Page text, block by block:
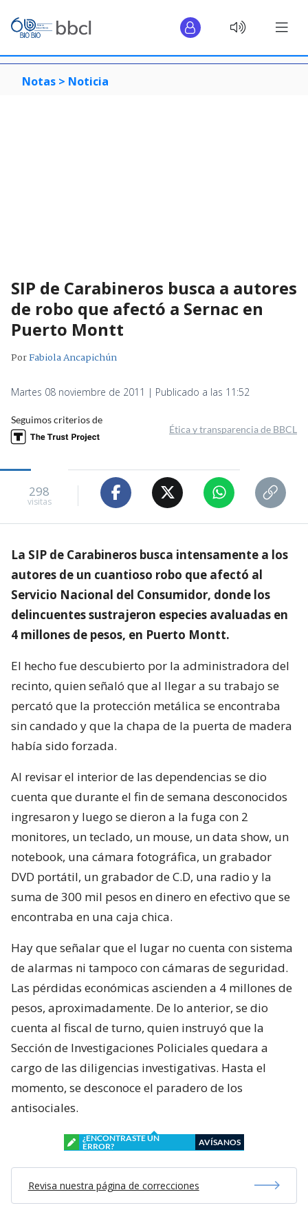
Notas > Noticia
SIP de Carabineros busca a autores
de robo que afectó a Sernac en
Puerto Montt
PorFabiola Ancapichún
Martes 08 noviembre de 2011 | Publicado a las 11:52
Seguimos criterios de
Ética y transparencia de BBCL
298
visitas
La SIP de Carabineros busca intensamente a los
autores de un cuantioso robo que afectó al
Servicio Nacional del Consumidor, donde los
delincuentes sustrajeron especies avaluadas en
4 millones de pesos, en Puerto Montt.
El hecho fue descubierto por la administradora del
recinto, quien señaló que al llegar a su trabajo se
percató que la protección metálica se encontraba
sin candado y que la chapa de la puerta de madera
había sido forzada.
Al revisar el interior de las dependencias se dio
cuenta que durante el fin de semana desconocidos
ingresaron y luego se dieron a la fuga con 2
monitores, un teclado, un mouse, un data show, un
notebook, una cámara fotográfica, un grabador
DVD portátil, un grabador de C.D, una radio y la
suma de 300 mil pesos en dinero en efectivo que se
encontraba en una caja chica.
Hay que señalar que el lugar no cuenta con sistema
de alarmas ni tampoco con cámaras de seguridad.
Las pérdidas económicas ascienden a 4 millones de
pesos, aproximadamente. De lo anterior, se dio
cuenta al fiscal de turno, quien instruyó que la
Sección de Investigaciones Policiales quedara a
cargo de las diligencias investigativas. Hasta el
momento, se desconoce el paradero de los
antisociales.
¿ENCONTRASTE UN
ERROR?
AVÍSANOS
Revisa nuestra página de correcciones